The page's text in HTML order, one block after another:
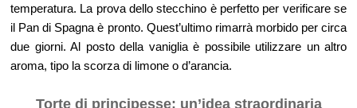
temperatura. La prova dello stecchino è perfetto per verificare se
il Pan di Spagna è pronto. Quest’ultimo rimarrà morbido per circa
due giorni. Al posto della vaniglia è possibile utilizzare un altro
aroma, tipo la scorza di limone o d’arancia.
Torte di principesse: un’idea straordinaria